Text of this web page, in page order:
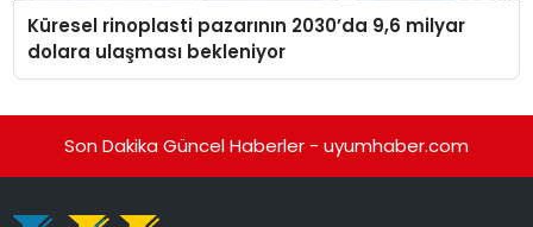
Küresel rinoplasti pazarının 2030’da 9,6 milyar
dolara ulaşması bekleniyor
Son Dakika Güncel Haberler - uyumhaber.com